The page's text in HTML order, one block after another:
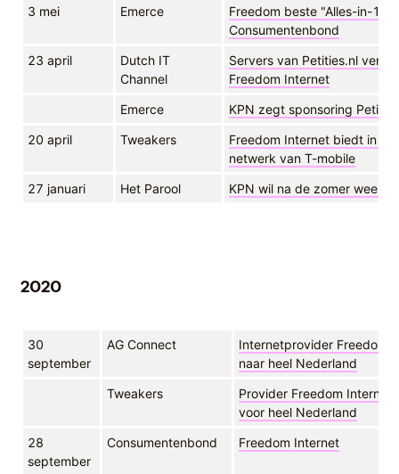
3 mei Emerce
Freedom beste "Alles-in-1
Consumentenbond
23 april
Dutch IT
Channel
Servers van Petities.nl
Freedom Internet
Emerce
KPN zegt sponsoring
20 april
Tweakers
Freedom Internet biedt in
netwerk van T-mobile
27 januari
Het Parool KPN wil na de zomer weer
2020
30
september
AG Connect
Internetprovider Freedom
naar heel Nederland
Tweakers
Provider Freedom
voor heel Nederland
28
september
Consumentenbond Freedom Internet